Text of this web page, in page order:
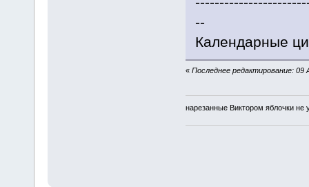
--
Календарные
« Последнее редактирование: 09
нарезанные Виктором яблочки не